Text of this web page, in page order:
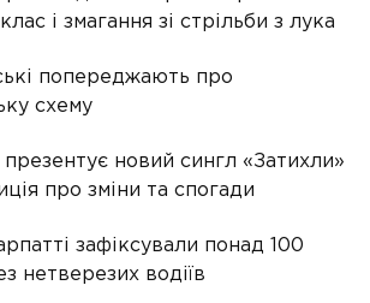
і змагання зі стрільби з лука
попереджають про
схему
презентує новий сингл «Затихли»
про зміни та спогади
зафіксували понад 100
нетверезих водіїв